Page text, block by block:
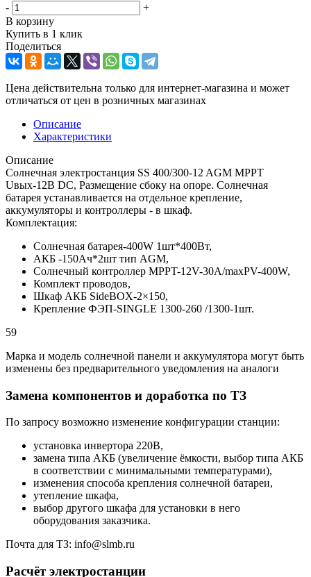
-
+
В корзину
Купить в 1 клик
Поделиться
Цена действительна только для интернет-магазина и может
отличаться от цен в розничных магазинах
Описание
Характеристики
Описание
Солнечная электростанция SS 400/300-12 AGM MPPT
Uвых-12В DC, Размещение сбоку на опоре. Солнечная
батарея устанавливается на отдельное крепление,
аккумуляторы и контроллеры - в шкаф.
Комплектация:
Солнечная батарея-400W 1шт*400Вт,
АКБ -150Aч*2шт тип AGM,
Солнечный контроллер MPPT-12V-30A/maxPV-400W,
Комплект проводов,
Шкаф АКБ SideBOX-2×150,
Крепление ФЭП-SINGLE 1300-260 /1300-1шт.
59
Марка и модель солнечной панели и аккумулятора могут быть
изменены без предварительного уведомления на аналоги
Замена компонентов и доработка по ТЗ
По запросу возможно изменение конфигурации станции:
установка инвертора 220В,
замена типа АКБ (увеличение ёмкости, выбор типа АКБ
в соответствии с минимальными температурами),
изменения способа крепления солнечной батареи,
утепление шкафа,
выбор другого шкафа для установки в него
оборудования заказчика.
Почта для ТЗ: info@slmb.ru
Расчёт электростанции